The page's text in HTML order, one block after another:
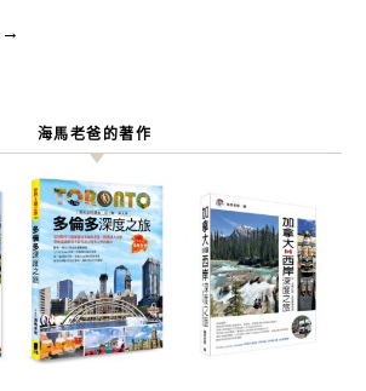
→
海馬老爸的著作